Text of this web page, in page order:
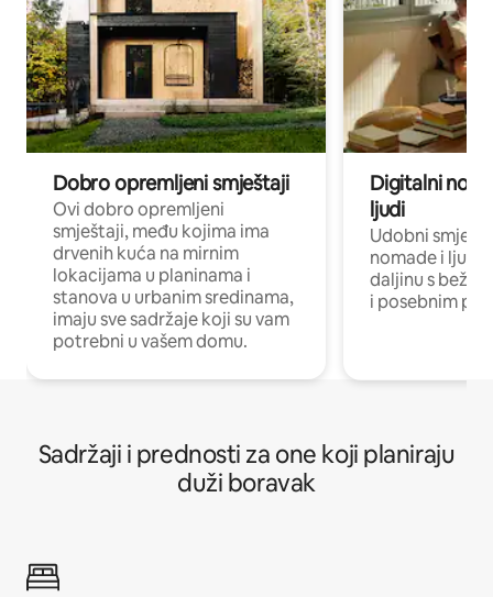
Dobro opremljeni smještaji
Ovi dobro opremljeni
smještaji, među kojima ima
drvenih kuća na mirnim
lokacijama u planinama i
stanova u urbanim sredinama,
imaju sve sadržaje koji su vam
potrebni u vašem domu.
Digitalni
ljudi
Udobni
nomade i ljude
daljinu s
i posebnim
Sadržaji i prednosti za one koji planiraju
duži boravak